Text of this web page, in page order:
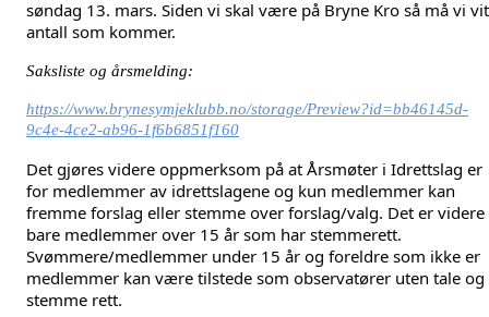
søndag 13. mars. Siden vi skal være på Bryne Kro så må vi
antall som kommer.
Saksliste og årsmelding:
https://www.brynesymjeklubb.no/storage/Preview?id=bb46145d-
9c4e-4ce2-ab96-1f6b6851f160
Det gjøres videre oppmerksom på at Årsmøter i Idrettslag er
for medlemmer av idrettslagene og kun medlemmer kan
fremme forslag eller stemme over forslag/valg. Det er videre
bare medlemmer over 15 år som har stemmerett.
Svømmere/medlemmer under 15 år og foreldre som ikke er
medlemmer kan være tilstede som observatører uten tale og
stemme rett.